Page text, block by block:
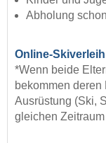
Abholung
Online-
*Wenn beide
bekommen
Ausrüstung (Ski,
gleichen